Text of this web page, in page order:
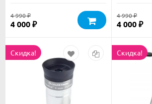
4 990₽
4 000 ₽
4 990₽
4 000 ₽
Скидка! Скидка!